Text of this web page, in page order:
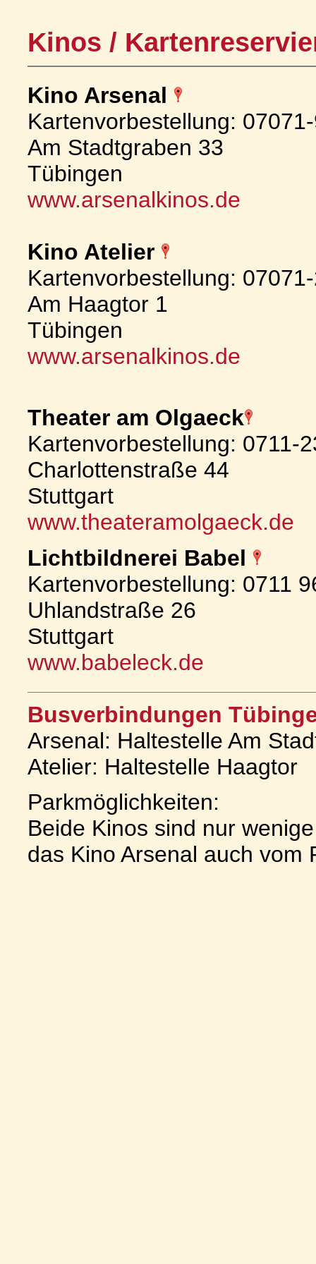
Kinos /
Kino Arsenal
Kartenvorbestellung:
Am Stadtgraben 33
Tübingen
www.arsenalkinos.de
Kino Atelier
Kartenvorbestellung:
Am Haagtor 1
Tübingen
www.arsenalkinos.de
Theater am Olgaeck
Kartenvorbestellung: 0711-
Charlottenstraße 44
Stuttgart
www.theateramolgaeck.de
Lichtbildnerei Babel
Kartenvorbestellung: 0711
Uhlandstraße 26
Stuttgart
www.babeleck.de
Busverbindungen
Arsenal: Haltestelle Am
Atelier: Haltestelle Haagtor
Parkmöglichkeiten:
Beide Kinos sind nur
das Kino Arsenal auch vom